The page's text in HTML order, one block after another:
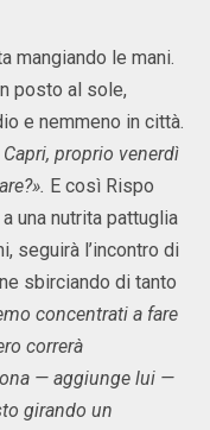
mangiando le mani.
posto al sole,
e nemmeno in città.
proprio venerdì
E così Rispo
una nutrita pattuglia
seguirà l’incontro di
sbirciando di tanto
concentrati a fare
correrà
— aggiunge lui —
girando un